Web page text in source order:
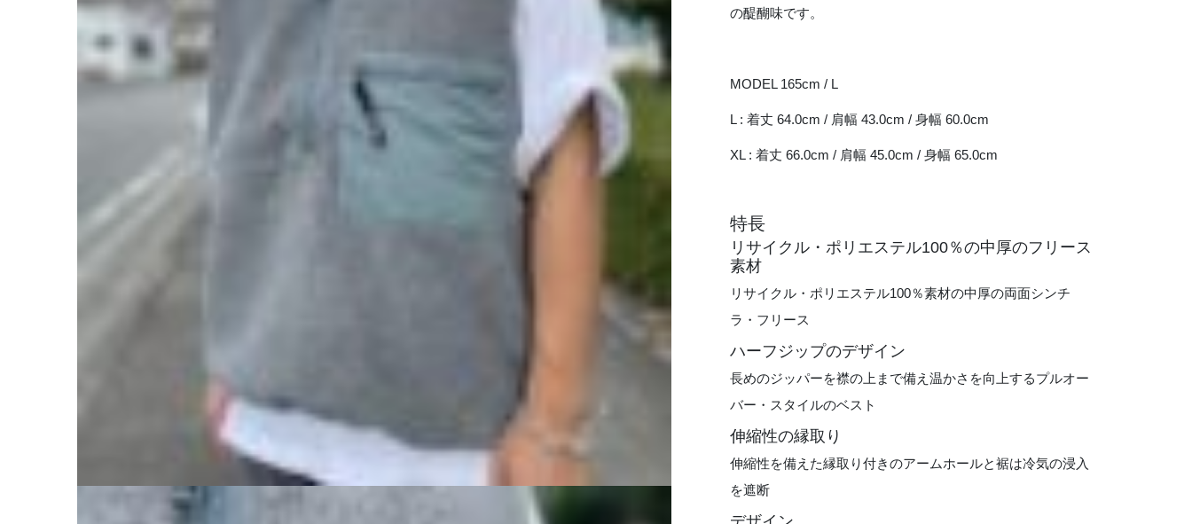
の醍醐味です。
MODEL 165cm / L
L : 着丈 64.0cm / 肩幅 43.0cm / 身幅 60.0cm
XL : 着丈 66.0cm / 肩幅 45.0cm / 身幅 65.0cm
特長
リサイクル・ポリエステル100％の中厚のフリース
素材
リサイクル・ポリエステル100％素材の中厚の両面シンチ
ラ・フリース
ハーフジップのデザイン
長めのジッパーを襟の上まで備え温かさを向上するプルオー
バー・スタイルのベスト
伸縮性の縁取り
伸縮性を備えた縁取り付きのアームホールと裾は冷気の浸入
を遮断